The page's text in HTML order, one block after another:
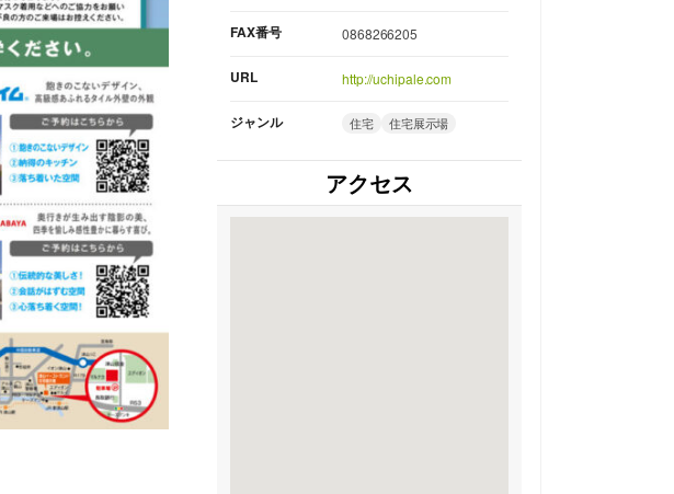
FAX番号 0868266205
URL http://uchipale.com
ジャンル 住宅 住宅展示場
アクセス